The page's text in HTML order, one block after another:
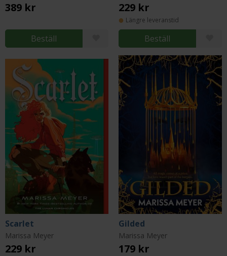
389 kr
Beställ
229 kr
Längre leveranstid
Beställ
Scarlet
Marissa Meyer
229 kr
Gilded
Marissa Meyer
179 kr